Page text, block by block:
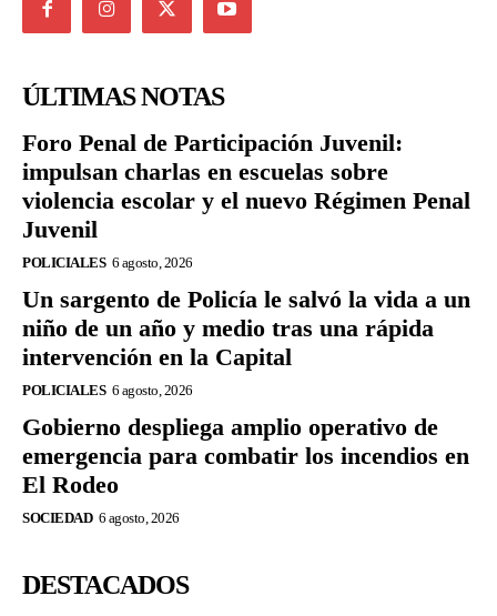
ÚLTIMAS NOTAS
Foro Penal de Participación Juvenil:
impulsan charlas en escuelas sobre
violencia escolar y el nuevo Régimen Penal
Juvenil
POLICIALES 6 agosto, 2026
Un sargento de Policía le salvó la vida a un
niño de un año y medio tras una rápida
intervención en la Capital
POLICIALES 6 agosto, 2026
Gobierno despliega amplio operativo de
emergencia para combatir los incendios en
El Rodeo
SOCIEDAD 6 agosto, 2026
DESTACADOS